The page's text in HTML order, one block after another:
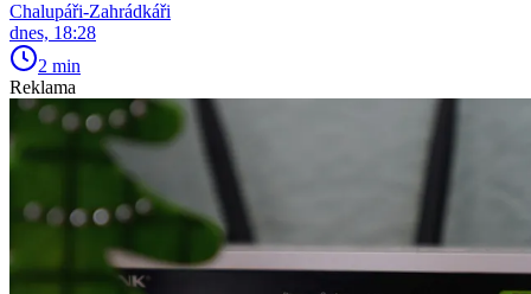
Chalupáři-Zahrádkáři
dnes, 18:28
2 min
Reklama